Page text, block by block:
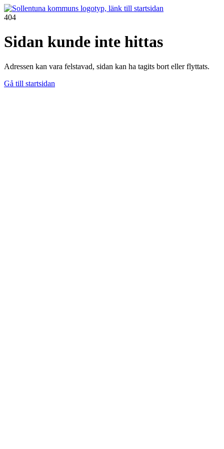
404
Sidan kunde inte hittas
Adressen kan vara felstavad, sidan kan ha tagits bort eller flyttats.
Gå till startsidan